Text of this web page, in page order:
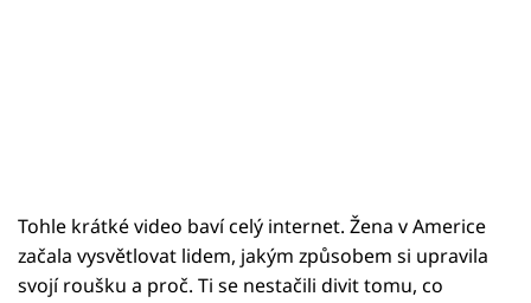
Tohle krátké video baví celý internet. Žena v Americe
začala vysvětlovat lidem, jakým způsobem si upravila
svojí roušku a proč. Ti se nestačili divit tomu, co